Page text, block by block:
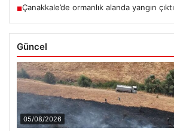
■Çanakkale’de ormanlık alanda yangın çıktı
Güncel
05/08/2026